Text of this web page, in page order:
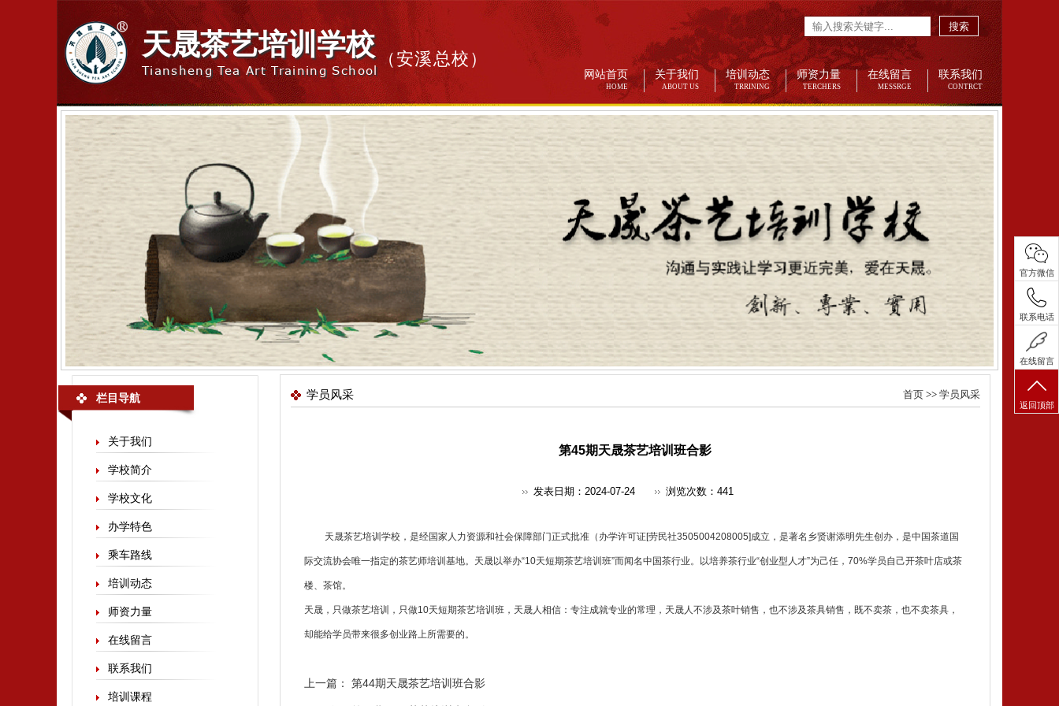
天晟茶艺培训学校
Tiansheng Tea Art Training School
（安溪总校）
网站首页
HOME
关于我们
ABOUT US
培训动态
TRRINING
师资力量
TERCHERS
在线留言
MESSRGE
联系我们
CONTRCT
搜索
栏目导航
关于我们
学校简介
学校文化
办学特色
乘车路线
培训动态
师资力量
在线留言
联系我们
培训课程
首页>> 学员风采
学员风采
第45期天晟茶艺培训班合影
发表日期：2024-07-24 浏览次数： 441
天晟茶艺培训 学校，是经国家人力资源和社会保障部门正式批准（办学许可证[劳民社3505004208005]成立，是著名乡贤谢添明先生创办，是中国茶道国
际交流协会唯一指定的茶艺师培训 基地。天晟以举办“10天短期茶艺培训班”而闻名中国茶行业。以培养茶行业“创业型人才”为己任，70%学员自己开茶叶店或茶
楼、茶馆。
天晟，只做茶艺培训，只做10天短期茶艺培训班，天晟人相信：专注成就专业的常理，天晟人不涉及茶叶销售，也不涉及茶具销售，既不卖茶，也不卖茶具，
却能给学员带来很多创业路上所需要的。
上一篇： 第44期天晟茶艺培训班合影
官方微信
联系电话
在线留言
返回顶部